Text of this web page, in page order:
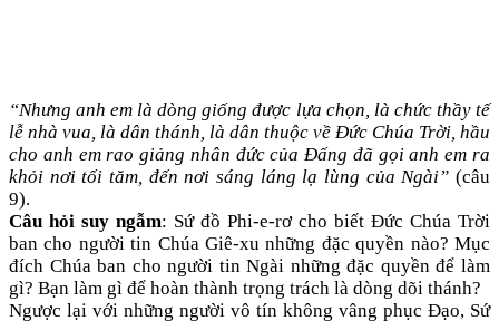
“Nhưng anh em là dòng giống được lựa chọn, là chức thầy tế
lễ nhà vua, là dân thánh, là dân thuộc về Đức Chúa Trời, hầu
cho anh em rao giảng nhân đức của Đấng đã gọi anh em ra
khỏi nơi tối tăm, đến nơi sáng láng lạ lùng của Ngài” (câu
9).
Câu hỏi suy ngẫm: Sứ đồ Phi-e-rơ cho biết Đức Chúa Trời
ban cho người tin Chúa Giê-xu những đặc quyền nào? Mục
đích Chúa ban cho người tin Ngài những đặc quyền để làm
gì? Bạn làm gì để hoàn thành trọng trách là dòng dõi thánh?
Ngược lại với những người vô tín không vâng phục Đạo, Sứ